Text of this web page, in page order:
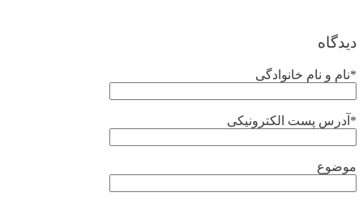
دیدگاه
*نام و نام خانوادگی
*آدرس پست الکترونیکی
موضوع